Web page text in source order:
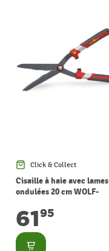
Click & Collect
Cisaille à haie avec lames
ondulées 20 cm WOLF-
6195
Consulter